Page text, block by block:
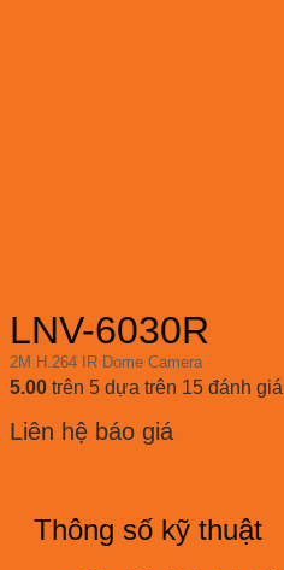
LNV-6030R
2M H.264 IR Dome Camera
5.00 trên 5 dựa trên 15 đánh giá
Liên hệ báo giá
Thông số kỹ thuật